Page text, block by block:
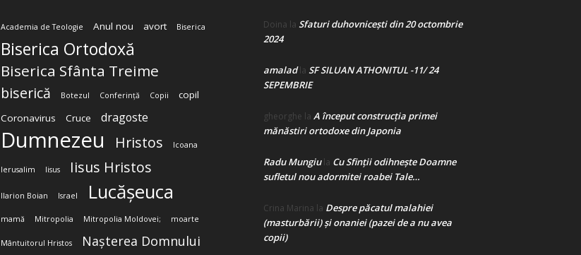
Academia de Teologie Anul nou avort Biserica
Biserica Ortodoxă
Biserica Sfânta Treime
biserică Botezul Conferință Copii
copil
Coronavirus
Cruce dragoste
Dumnezeu Hristos Icoana
Ierusalim Iisus Iisus Hristos
Ilarion Boian Israel Lucășeuca
mamă Mitropolia Mitropolia Moldovei; moarte
Mântuitorul Hristos Nașterea Domnului
Doina la Sfaturi duhovnicești din 20 octombrie
2024
amaladla SF SILUAN ATHONITUL -11/ 24
SEPEMBRIE
gheorghe la A început construcţia primei
mănăstiri ortodoxe din Japonia
Radu Mungiula Cu Sfinții odihnește Doamne
sufletul nou adormitei roabei Tale…
Crina Marina la Despre păcatul malahiei
(masturbării) şi onaniei (pazei de a nu avea
copii)